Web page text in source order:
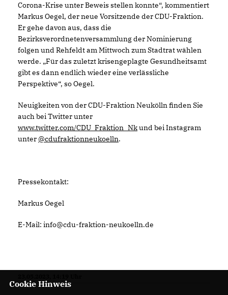
Corona-Krise unter Beweis stellen konnte“, kommentiert
Markus Oegel, der neue Vorsitzende der CDU-Fraktion.
Er gehe davon aus, dass die
Bezirksverordnetenversammlung der Nominierung
folgen und Rehfeldt am Mittwoch zum Stadtrat wählen
werde. „Für das zuletzt krisengeplagte Gesundheitsamt
gibt es dann endlich wieder eine verlässliche
Perspektive“, so Oegel.
Neuigkeiten von der CDU-Fraktion Neukölln finden Sie
auch bei Twitter unter
www.twitter.com/CDU_Fraktion_Nkund bei Instagram
unter @cdufraktionneukoelln.
Pressekontakt:
Markus Oegel
E-Mail: info@cdu-fraktion-neukoelln.de
Cookie Hinweis